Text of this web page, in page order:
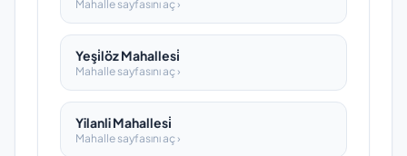
Mahalle sayfasını aç ›
Yeşi̇löz Mahallesi̇
Mahalle sayfasını aç ›
Yilanli Mahallesi̇
Mahalle sayfasını aç ›